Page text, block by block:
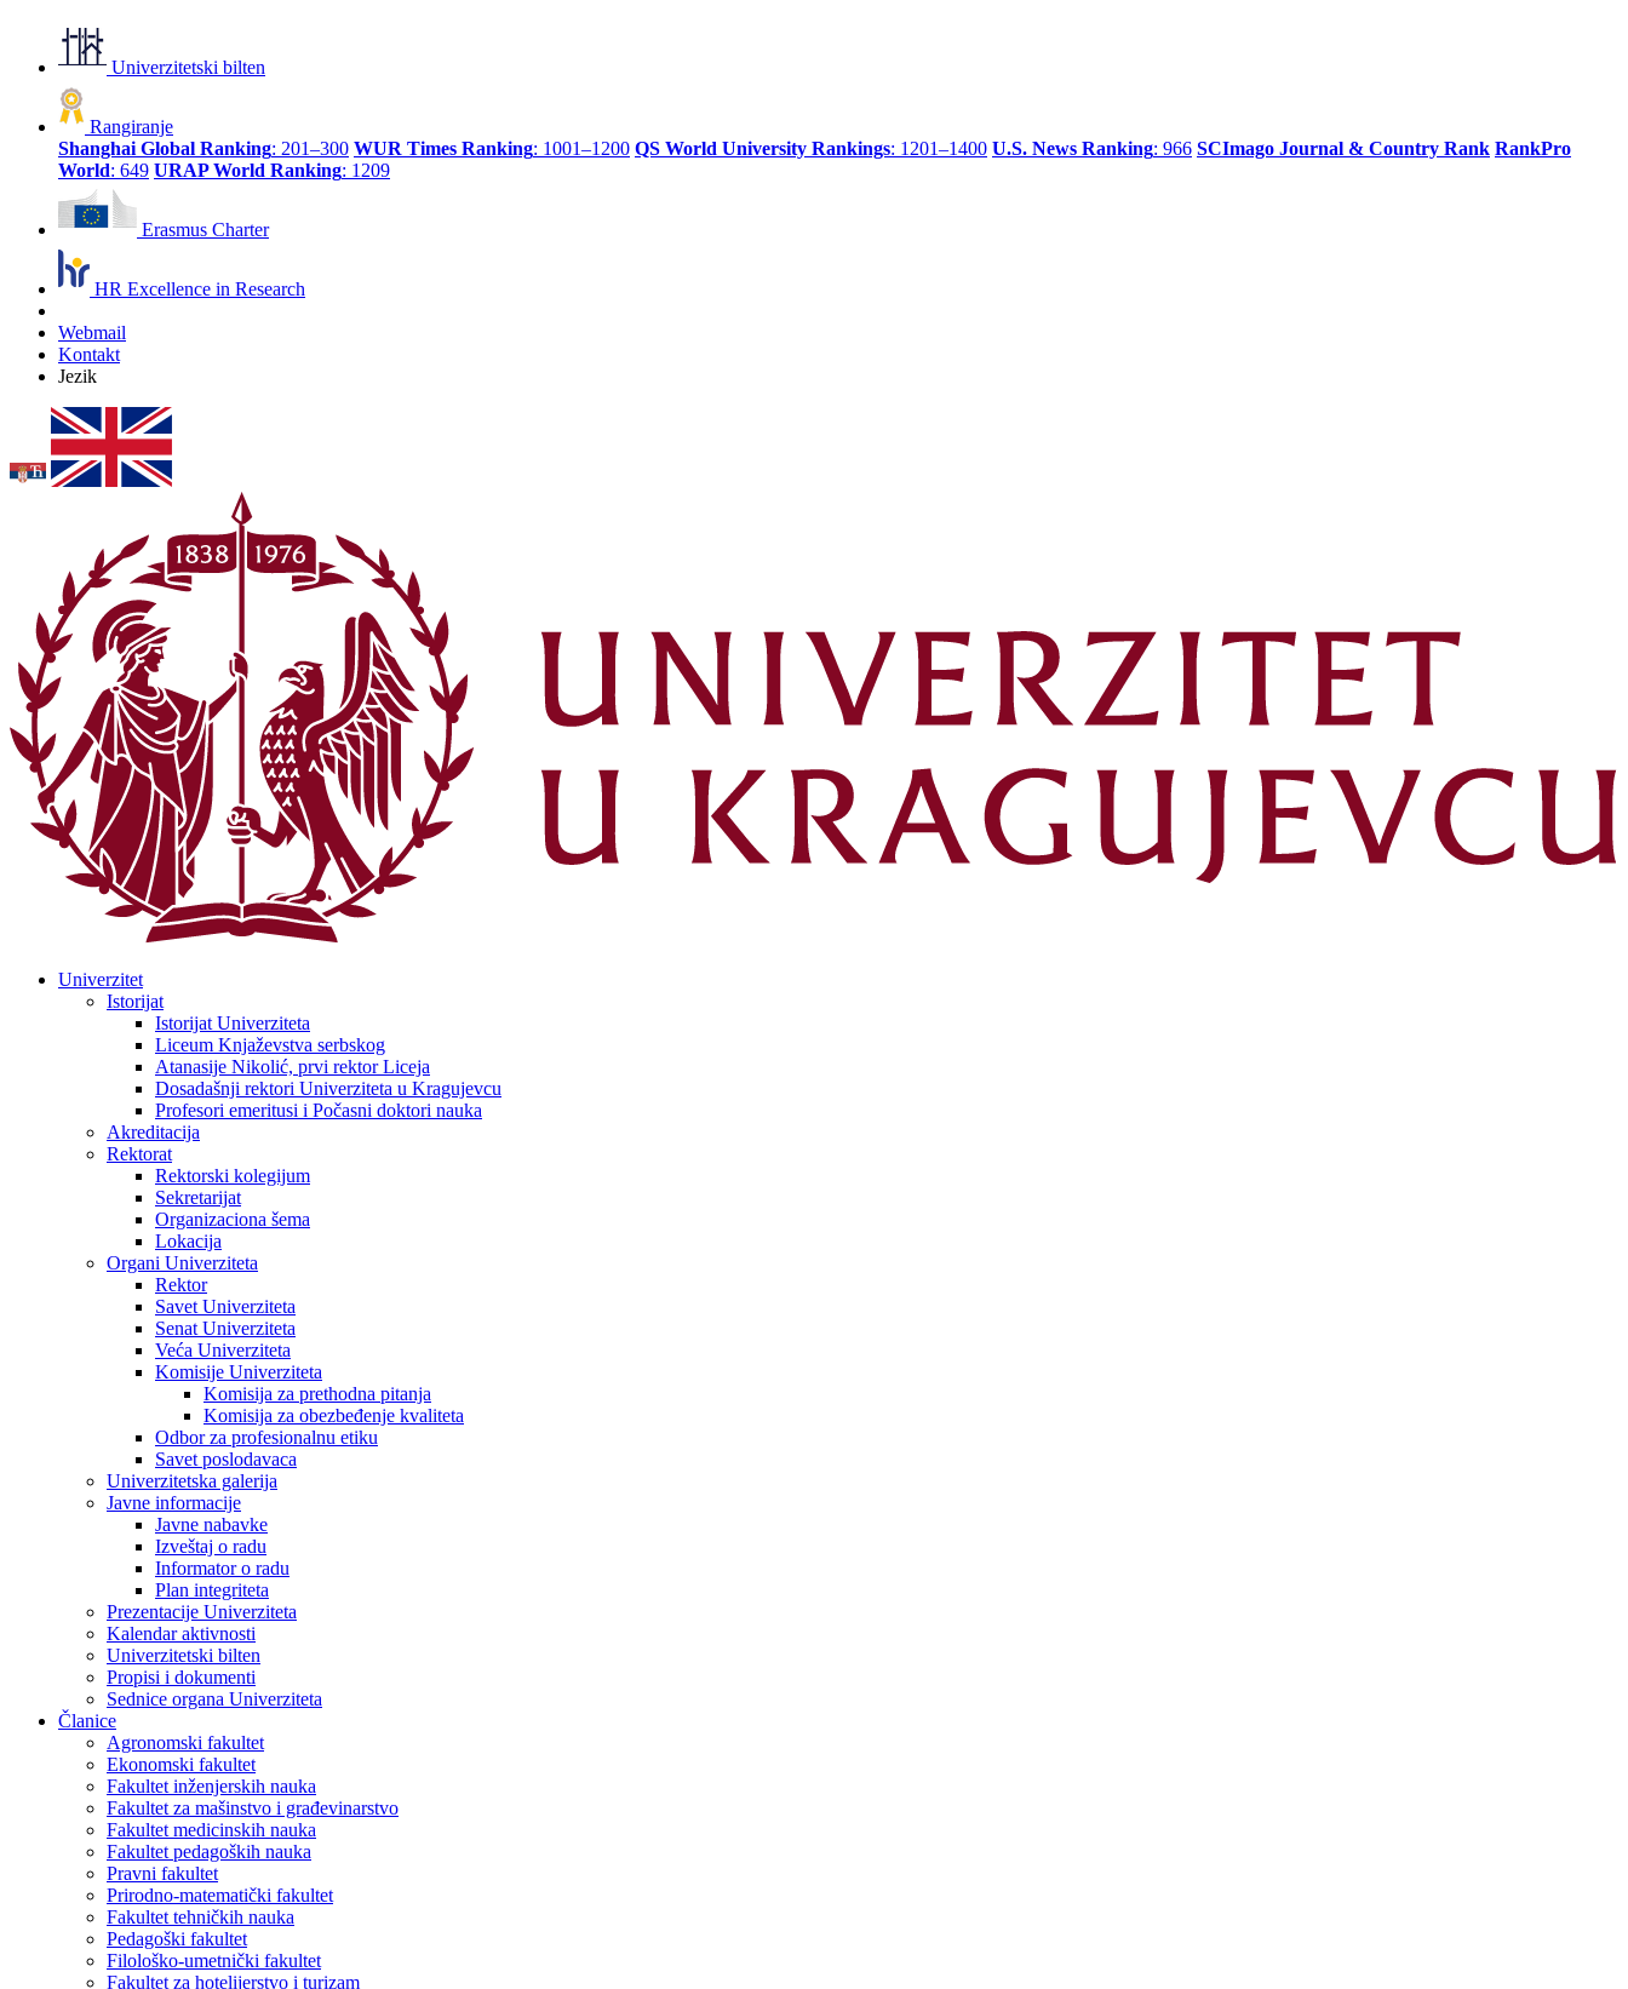
Univerzitetski bilten
Rangiranje
Shanghai Global Ranking: 201–300 WUR Times Ranking: 1001–1200 QS World University Rankings: 1201–1400 U.S. News Ranking: 966 SCImago Journal & Country Rank RankPro
World: 649 URAP World Ranking: 1209
Erasmus Charter
HR Excellence in Research
Webmail
Kontakt
Jezik
Univerzitet
Istorijat
Istorijat Univerziteta
Liceum Knjaževstva serbskog
Atanasije Nikolić, prvi rektor Liceja
Dosadašnji rektori Univerziteta u Kragujevcu
Profesori emeritusi i Počasni doktori nauka
Akreditacija
Rektorat
Rektorski kolegijum
Sekretarijat
Organizaciona šema
Lokacija
Organi Univerziteta
Rektor
Savet Univerziteta
Senat Univerziteta
Veća Univerziteta
Komisije Univerziteta
Komisija za prethodna pitanja
Komisija za obezbeđenje kvaliteta
Odbor za profesionalnu etiku
Savet poslodavaca
Univerzitetska galerija
Javne informacije
Javne nabavke
Izveštaj o radu
Informator o radu
Plan integriteta
Prezentacije Univerziteta
Kalendar aktivnosti
Univerzitetski bilten
Propisi i dokumenti
Sednice organa Univerziteta
Članice
Agronomski fakultet
Ekonomski fakultet
Fakultet inženjerskih nauka
Fakultet za mašinstvo i građevinarstvo
Fakultet medicinskih nauka
Fakultet pedagoških nauka
Pravni fakultet
Prirodno-matematički fakultet
Fakultet tehničkih nauka
Pedagoški fakultet
Filološko-umetnički fakultet
Fakultet za hotelijerstvo i turizam